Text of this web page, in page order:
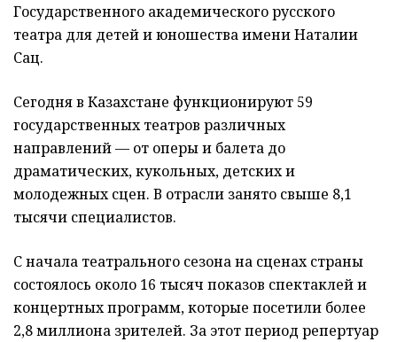
Государственного академического русского
театра для детей и юношества имени Наталии
Сац.
Сегодня в Казахстане функционируют 59
государственных театров различных
направлений — от оперы и балета до
драматических, кукольных, детских и
молодежных сцен. В отрасли занято свыше 8,1
тысячи специалистов.
С начала театрального сезона на сценах страны
состоялось около 16 тысяч показов спектаклей и
концертных программ, которые посетили более
2,8 миллиона зрителей. За этот период репертуар